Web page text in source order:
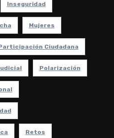
Inseguridad
Mujeres
Ciudadana
Polarización
Retos